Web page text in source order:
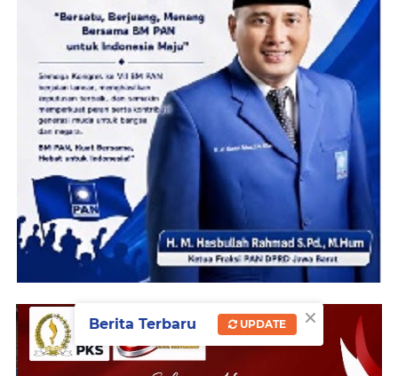
×
Berita Terbaru UPDATE